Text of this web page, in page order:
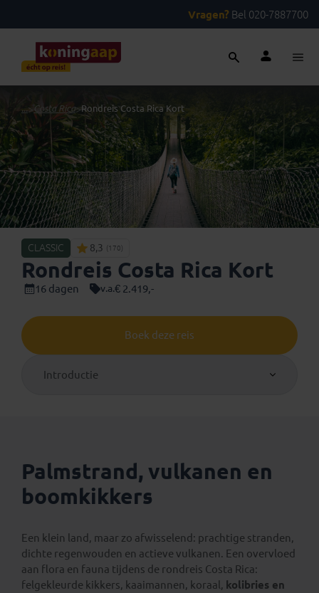
Vragen? Bel 020-7887700
...>Costa Rica>Rondreis Costa Rica Kort
CLASSIC 8,3 (170)
Rondreis Costa Rica Kort
16 dagen v.a.€ 2.419,-
Boek deze reis
Introductie
Palmstrand, vulkanen en
boomkikkers
Een klein land, maar zo afwisselend: prachtige stranden,
dichte regenwouden en actieve vulkanen. Een overvloed
aan flora en fauna tijdens de rondreis Costa Rica:
felgekleurde kikkers, kaaimannen, koraal, kolibries en